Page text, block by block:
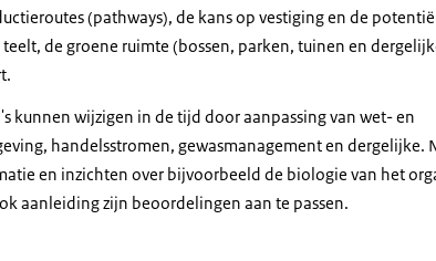
(pathways), de kans op vestiging en de
de groene ruimte (bossen, parken, tuinen en
kunnen wijzigen in de tijd door aanpassing van wet- en
handelsstromen, gewasmanagement en dergelijke.
en inzichten over bijvoorbeeld de biologie van het
aanleiding zijn beoordelingen aan te passen.